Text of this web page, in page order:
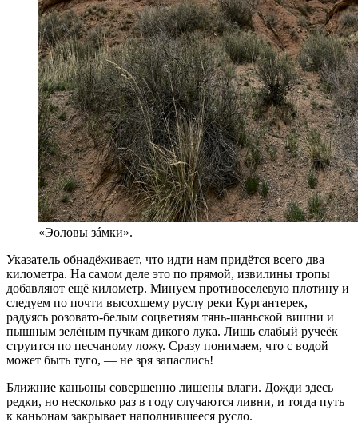
«Эоловы зáмки».
Указатель обнадёживает, что идти нам придётся всего два
километра. На самом деле это по прямой, извилины тропы
добавляют ещё километр. Минуем противоселевую плотину и
следуем по почти высохшему руслу реки Кургантерек,
радуясь розовато-белым соцветиям тянь-шаньской вишни и
пышным зелёным пучкам дикого лука. Лишь слабый ручеёк
струится по песчаному ложу. Сразу понимаем, что с водой
может быть туго, — не зря запаслись!
Ближние каньоны совершенно лишены влаги. Дожди здесь
редки, но несколько раз в году случаются ливни, и тогда путь
к каньонам закрывает наполнившееся русло.